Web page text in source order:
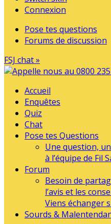
Connexion
Pose tes questions
Forums de discussion
FSJ chat »
Accueil
Enquêtes
Quiz
Chat
Pose tes Questions
Une question,
à l’équipe de Fil
Forum
Besoin de
l’avis et les
Viens échanger
Sourds &